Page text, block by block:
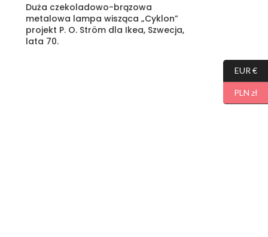
Duża czekoladowo-brązowa
metalowa lampa wisząca „Cyklon”
projekt P. O. Ström dla Ikea, Szwecja,
lata 70.
EUR €
PLN zł